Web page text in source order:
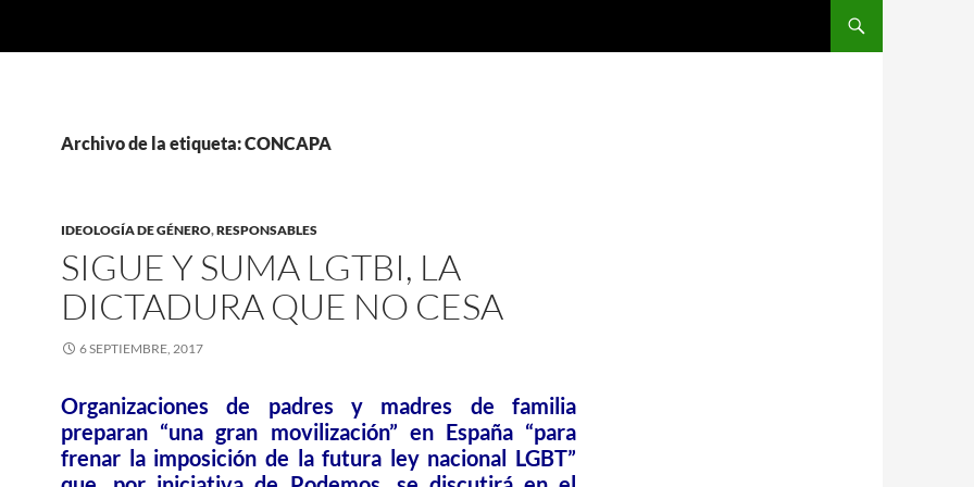
Archivo de la etiqueta: CONCAPA
IDEOLOGÍA DE GÉNERO,RESPONSABLES
SIGUE Y SUMA LGTBI, LA
DICTADURA QUE NO CESA
6 SEPTIEMBRE, 2017
Organizaciones de padres y madres de familia
preparan “una gran movilización” en España “para
frenar la imposición de la futura ley nacional LGBT”